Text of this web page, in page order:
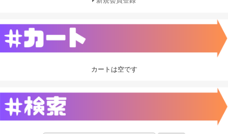
カートは空です